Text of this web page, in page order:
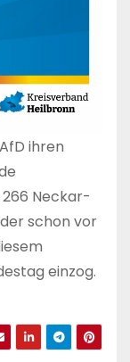
ihren
266 Neckar-
schon vor
einzog.